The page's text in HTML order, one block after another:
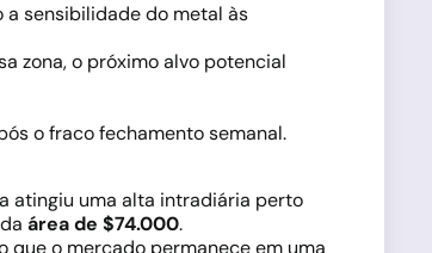
a sensibilidade do metal às
zona, o próximo alvo potencial
o fraco fechamento semanal.
atingiu uma alta intradiária perto
área de $74.000.